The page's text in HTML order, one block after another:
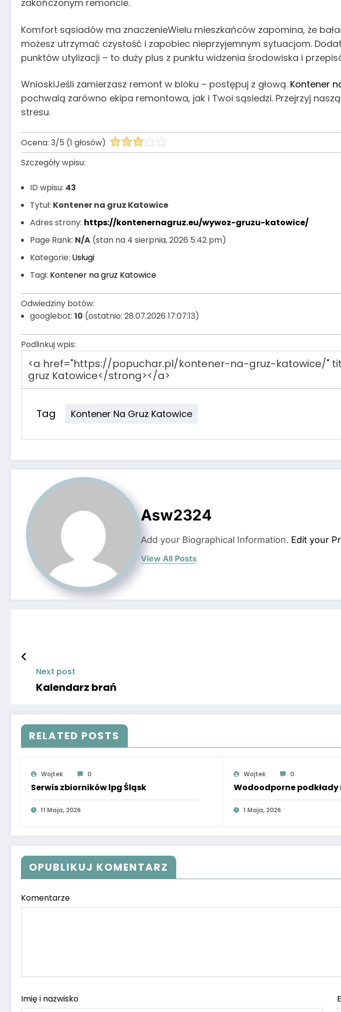
zakończonym remoncie.
Komfort sąsiadów ma znaczenieWielu mieszkańców zapomina, że
możesz utrzymać czystość i zapobiec nieprzyjemnym sytuacjom.
punktów utylizacji – to duży plus z punktu widzenia środowiska i
WnioskiJeśli zamierzasz remont w bloku – postępuj z głową. Kontener
pochwalą zarówno ekipa remontowa, jak i Twoi sąsiedzi. Przejrzyj
stresu.
Ocena: 3/5 (1 głosów)
Szczegóły wpisu:
ID wpisu: 43
Tytuł: Kontener na gruz Katowice
Adres strony: https://kontenernagruz.eu/wywoz-gruzu-katowice/
Page Rank: N/A (stan na 4 sierpnia, 2026 5:42 pm)
Kategorie: Usługi
Tagi: Kontener na gruz Katowice
Odwiedziny botów:
googlebot: 10 (ostatnio: 28.07.2026 17:07:13)
Podlinkuj wpis:
Tag Kontener Na Gruz Katowice
Asw2324
Add your Biographical Information. Edit your
View All Posts
Next post
Kalendarz brań
RELATED POSTS
Wojtek 0
Serwis zbiorników lpg Śląsk
11 Maja, 2026
Wojtek 0
Wodoodporne
1 Maja, 2026
OPUBLIKUJ KOMENTARZ
Komentarze
Imię i nazwisko